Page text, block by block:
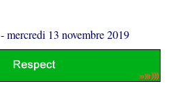
-mercredi 13 novembre 2019